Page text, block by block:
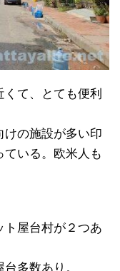
て、とても便利
けの施設が多い印
いる。欧米人も
ト屋台村が２つあ
多数あり。